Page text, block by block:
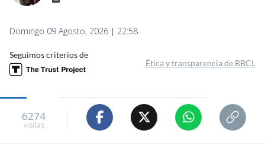
Domingo 09 Agosto, 2026 | 22:58
Seguimos criterios de
Ética y transparencia de BBCL
6274
visitas